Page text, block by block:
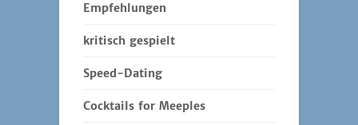
Empfehlungen
kritisch gespielt
Speed-Dating
Cocktails for Meeples